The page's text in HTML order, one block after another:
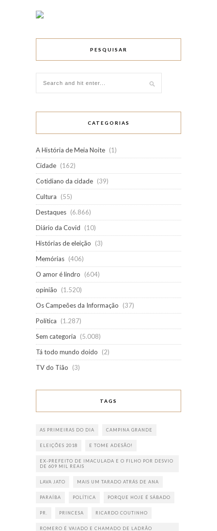
PESQUISAR
CATEGORIAS
A História de Meia Noite (1)
Cidade (162)
Cotidiano da cidade (39)
Cultura
(55)
Destaques (6.866)
Diário da Covid
(10)
Histórias de eleição
(3)
Memórias (406)
O amor é lindro
(604)
opinião
(1.520)
Os Campeões da Informação
(37)
Política
(1.287)
Sem categoria
(5.008)
Tá todo mundo doido
(2)
TV do Tião
(3)
TAGS
AS PRIMEIRAS DO DIA CAMPINA GRANDE
ELEIÇÕES 2018 E TOME ADESÃO!
EX-PREFEITO DE IMACULADA E O FILHO POR DESVIO
DE 609 MIL REAIS
LAVA JATO MAIS UM TARADO ATRÁS DE ANA
PARAÍBA POLÍTICA PORQUE HOJE É SÁBADO
PR. PRINCESA RICARDO COUTINHO
ROMERO É VAIADO E CHAMADO DE LADRÃO